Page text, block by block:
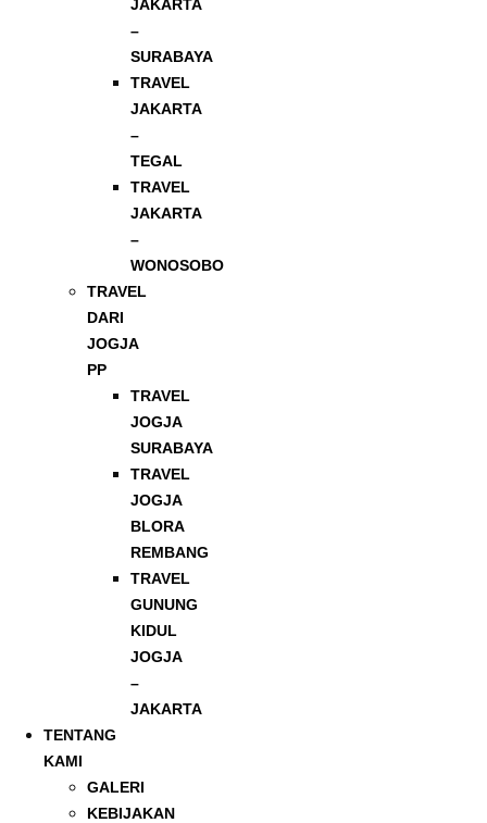
JAKARTA
–
SURABAYA
TRAVEL
JAKARTA
–
TEGAL
TRAVEL
JAKARTA
–
WONOSOBO
TRAVEL
DARI
JOGJA
PP
TRAVEL
JOGJA
SURABAYA
TRAVEL
JOGJA
BLORA
REMBANG
TRAVEL
GUNUNG
KIDUL
JOGJA
–
JAKARTA
TENTANG
KAMI
GALERI
KEBIJAKAN